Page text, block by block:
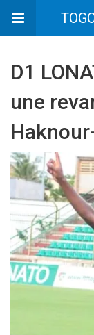
D1
une